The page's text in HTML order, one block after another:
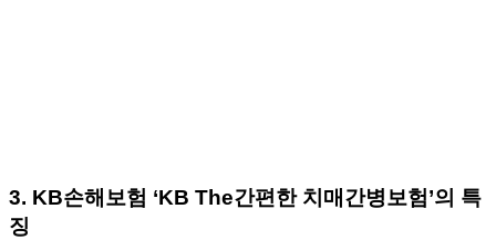
3. KB손해보험 ‘KB The간편한 치매간병보험’의 특
징